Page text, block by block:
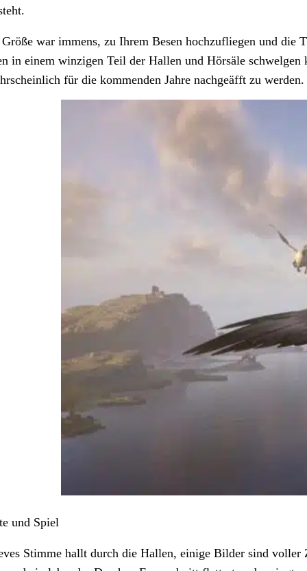
war immens, zu Ihrem Besen hochzufliegen und die
in einem winzigen Teil der Hallen und Hörsäle
für die kommenden Jahre nachgeäfft zu werden.
und Spiel
Stimme hallt durch die Hallen, einige Bilder sind